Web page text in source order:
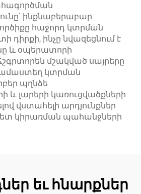
ինքնաբերաբար
հաջորդ կտրման
ինչը նվազեցնում է
և օպերատորի
մշակված սայրերը
կտրման
պղնձե
և լարերի կառուցվածքների
վստահելի արդյունքներ
կիրառման պահանջների
եւ հնարքներ